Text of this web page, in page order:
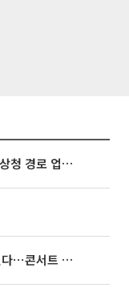
태풍 '돌핀' 오키나와 접근…일본기상청 경로 업데이트
빅뱅, 20주년 기념 '새 뱅봉' 선보인다⋯콘서트 앞두고 팝업 개최